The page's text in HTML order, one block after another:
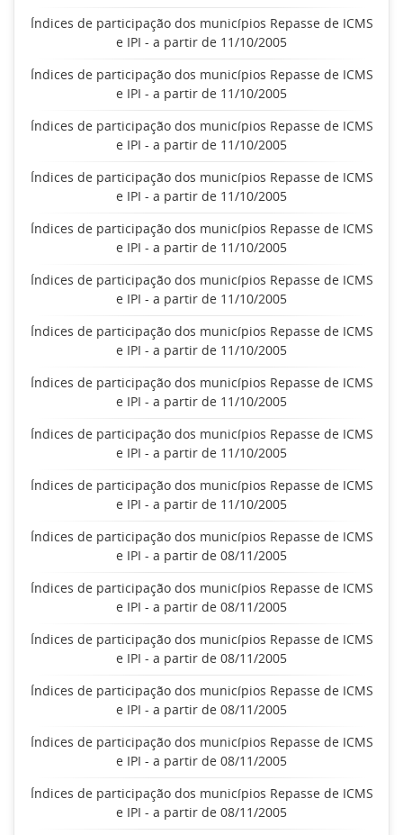
Índices de participação dos municípios Repasse de ICMS
e IPI - a partir de 11/10/2005
Índices de participação dos municípios Repasse de ICMS
e IPI - a partir de 11/10/2005
Índices de participação dos municípios Repasse de ICMS
e IPI - a partir de 11/10/2005
Índices de participação dos municípios Repasse de ICMS
e IPI - a partir de 11/10/2005
Índices de participação dos municípios Repasse de ICMS
e IPI - a partir de 11/10/2005
Índices de participação dos municípios Repasse de ICMS
e IPI - a partir de 11/10/2005
Índices de participação dos municípios Repasse de ICMS
e IPI - a partir de 11/10/2005
Índices de participação dos municípios Repasse de ICMS
e IPI - a partir de 11/10/2005
Índices de participação dos municípios Repasse de ICMS
e IPI - a partir de 11/10/2005
Índices de participação dos municípios Repasse de ICMS
e IPI - a partir de 11/10/2005
Índices de participação dos municípios Repasse de ICMS
e IPI - a partir de 08/11/2005
Índices de participação dos municípios Repasse de ICMS
e IPI - a partir de 08/11/2005
Índices de participação dos municípios Repasse de ICMS
e IPI - a partir de 08/11/2005
Índices de participação dos municípios Repasse de ICMS
e IPI - a partir de 08/11/2005
Índices de participação dos municípios Repasse de ICMS
e IPI - a partir de 08/11/2005
Índices de participação dos municípios Repasse de ICMS
e IPI - a partir de 08/11/2005